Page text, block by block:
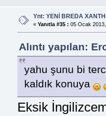
Ynt: YENİ BREDA
« Yanıtla #35 : 05 Ocak
Alıntı yapılan:
yahu şunu bi
kaldık konuya
Eksik